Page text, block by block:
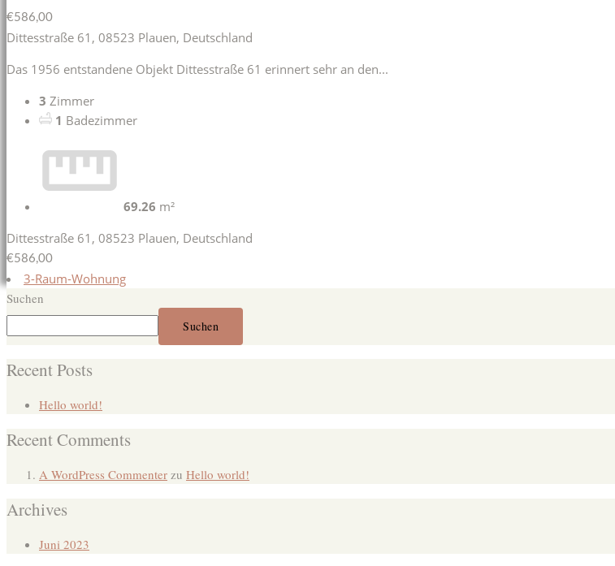
€586,00
Dittesstraße 61, 08523 Plauen, Deutschland
Das 1956 entstandene Objekt Dittesstraße 61 erinnert sehr an den...
3 Zimmer
1 Badezimmer
69.26 m²
Dittesstraße 61, 08523 Plauen, Deutschland
€586,00
3-Raum-Wohnung
Suchen
Suchen
Recent Posts
Hello world!
Recent Comments
A WordPress Commenter zu Hello world!
Archives
Juni 2023